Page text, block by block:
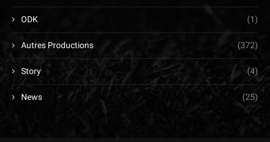
ODK (1)
Autres Productions (372)
Story (4)
News (25)